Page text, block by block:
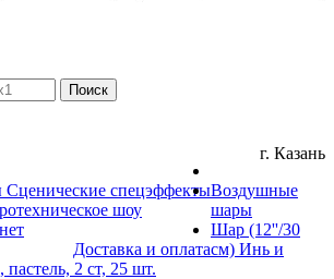
Поиск
Сценические спецэффекты
шоу
Доставка и оплата
г. Казань
Воздушные
шары
Шар (12''/30
см) Инь и
2 ст, 25 шт.